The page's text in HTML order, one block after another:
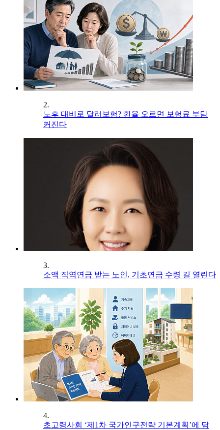
2.
노후 대비로 달러보험? 환율 오르면 보험료 부담
커진다
3.
소액 직역연금 받는 노인, 기초연금 수령 길 열린다
4.
초고령사회 ‘제1차 국가인구전략 기본계획’에 담